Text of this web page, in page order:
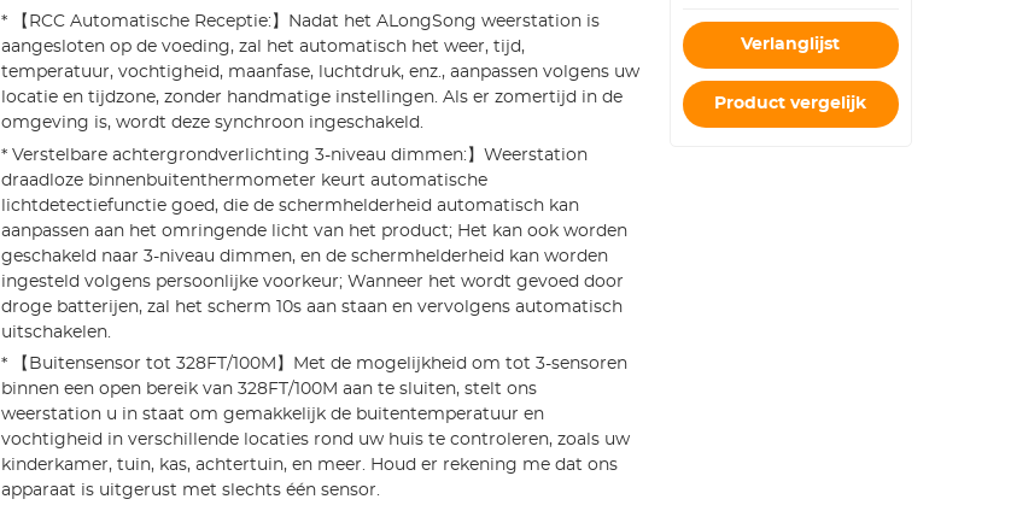
* 【RCC Automatische Receptie:】Nadat het ALongSong weerstation is
aangesloten op de voeding, zal het automatisch het weer, tijd,
temperatuur, vochtigheid, maanfase, luchtdruk, enz., aanpassen volgens uw
locatie en tijdzone, zonder handmatige instellingen. Als er zomertijd in de
omgeving is, wordt deze synchroon ingeschakeld.
* Verstelbare achtergrondverlichting 3-niveau dimmen:】Weerstation
draadloze binnenbuitenthermometer keurt automatische
lichtdetectiefunctie goed, die de schermhelderheid automatisch kan
aanpassen aan het omringende licht van het product; Het kan ook worden
geschakeld naar 3-niveau dimmen, en de schermhelderheid kan worden
ingesteld volgens persoonlijke voorkeur; Wanneer het wordt gevoed door
droge batterijen, zal het scherm 10s aan staan en vervolgens automatisch
uitschakelen.
* 【Buitensensor tot 328FT/100M】Met de mogelijkheid om tot 3-sensoren
binnen een open bereik van 328FT/100M aan te sluiten, stelt ons
weerstation u in staat om gemakkelijk de buitentemperatuur en
vochtigheid in verschillende locaties rond uw huis te controleren, zoals uw
kinderkamer, tuin, kas, achtertuin, en meer. Houd er rekening me dat ons
apparaat is uitgerust met slechts één sensor.
Verlanglijst
Product vergelijk